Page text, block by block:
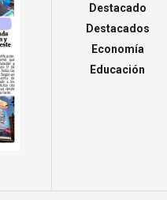
Destacado
Destacados
Economía
Educación